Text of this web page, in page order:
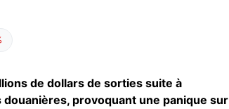
de dollars de sorties suite à
douanières, provoquant une panique sur